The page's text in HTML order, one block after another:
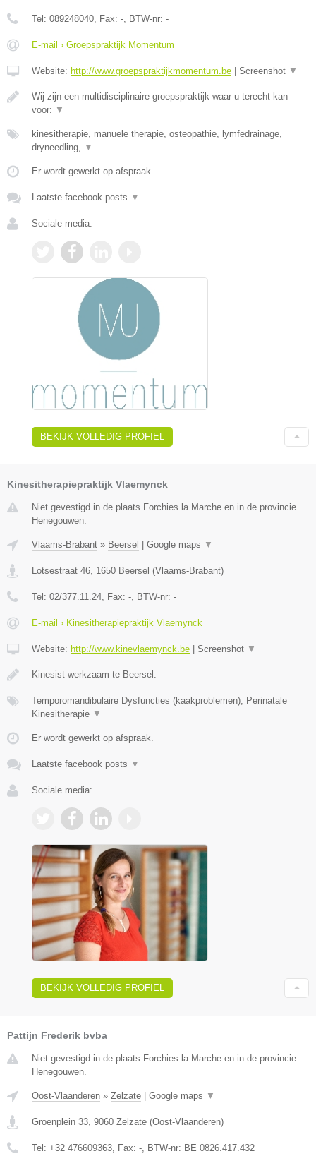
Tel: 089248040, Fax: -, BTW-nr: -
E-mail › Groepspraktijk Momentum
Website: http://www.groepspraktijkmomentum.be Screenshot ▼
Wij zijn een multidisciplinaire groepspraktijk waar u terecht kan
voor: ▼
kinesitherapie, manuele therapie, osteopathie, lymfedrainage,
dryneedling, ▼
Er wordt gewerkt op afspraak.
Laatste facebook posts ▼
Sociale media:
BEKIJK VOLLEDIG PROFIEL
Kinesitherapiepraktijk Vlaemynck
Niet gevestigd in de plaats Forchies la Marche en in de provincie
Henegouwen.
Vlaams-Brabant » Beersel | Google maps ▼
Lotsestraat 46 1650 Beersel (Vlaams-Brabant)
Tel: 02/377.11.24 , Fax: - , BTW-nr: -
E-mail › Kinesitherapiepraktijk Vlaemynck
Website: http://www.kinevlaemynck.be | Screenshot ▼
Kinesist werkzaam te Beersel.
Temporomandibulaire Dysfuncties (kaakproblemen), Perinatale
Kinesitherapie ▼
Er wordt gewerkt op afspraak.
Laatste facebook posts ▼
Sociale media:
BEKIJK VOLLEDIG PROFIEL
Pattijn Frederik bvba
Niet gevestigd in de plaats Forchies la Marche en in de provincie
Henegouwen.
Oost-Vlaanderen » Zelzate Google maps ▼
Groenplein 33, 9060 Zelzate (Oost-Vlaanderen)
Tel: +32 476609363, Fax: -, BTW-nr: BE 0826.417.432